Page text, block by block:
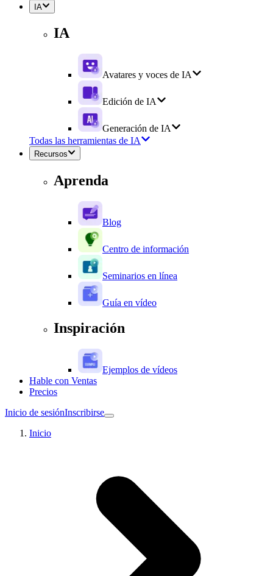
IA
IA
Avatares y voces de IA
Edición de IA
Generación de IA
Todas las herramientas de IA
Recursos
Aprenda
Blog
Centro de información
Seminarios en línea
Guía en vídeo
Inspiración
Ejemplos de vídeos
Hable con Ventas
Precios
Inicio de sesiónInscribirse
Inicio